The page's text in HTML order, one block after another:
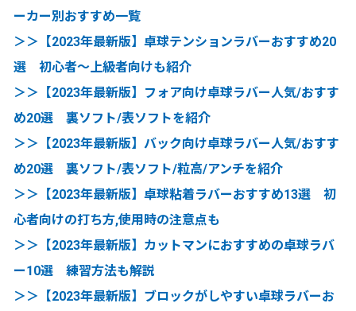
ーカー別おすすめ一覧
＞＞【2023年最新版】卓球テンションラバーおすすめ20
選 初心者～上級者向けも紹介
＞＞【2023年最新版】フォア向け卓球ラバー人気/おすす
め20選 裏ソフト/表ソフトを紹介
＞＞【2023年最新版】バック向け卓球ラバー人気/おすす
め20選 裏ソフト/表ソフト/粒高/アンチを紹介
＞＞【2023年最新版】卓球粘着ラバーおすすめ13選 初
心者向けの打ち方,使用時の注意点も
＞＞【2023年最新版】カットマンにおすすめの卓球ラバ
ー10選 練習方法も解説
＞＞【2023年最新版】ブロックがしやすい卓球ラバーお